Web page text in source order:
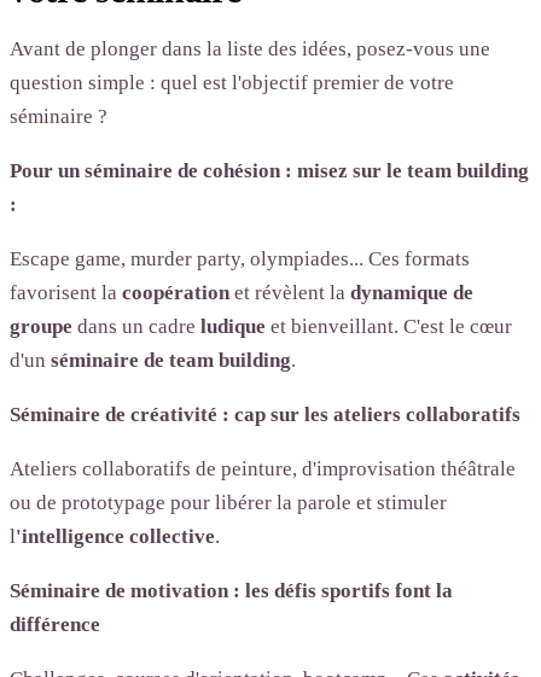
Avant de plonger dans la liste des idées, posez-vous une
question simple : quel est l'objectif premier de votre
séminaire ?
Pour un séminaire de cohésion : misez sur le team building
:
Escape game, murder party, olympiades... Ces formats
favorisent la coopération et révèlent la dynamique de
groupe dans un cadre ludique et bienveillant. C'est le cœur
d'un séminaire de team building.
Séminaire de créativité : cap sur les ateliers collaboratifs
Ateliers collaboratifs de peinture, d'improvisation théâtrale
ou de prototypage pour libérer la parole et stimuler
l'intelligence collective.
Séminaire de motivation : les défis sportifs font la
différence